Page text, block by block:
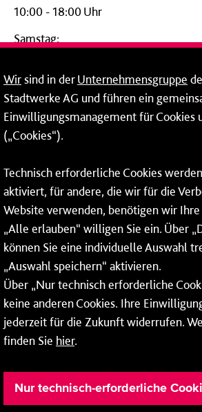
10:00 - 18:00 Uhr
Samstag:
24-Stunden-Telefon*
06131 – 12 77 77
Fax: 06131 – 12 66 66
* Montags bis freitags bis 7 und ab
Wochenenden und Feiertagen
Anrufe je nach Themenauswahl an
RMV oder von nextbike
ausschließlich Auskünfte zum
meinRad.
Wirsind in derUnternehmensgruppe
Stadtwerke AG und führen ein
Einwilligungsmanagement für Cookies
(„Cookies“).
Technisch erforderliche Cookies
aktiviert, für andere, die wir für die
Website verwenden, benötigen wir
„Alle erlauben“ willigen Sie ein. Über
können Sie eine individuelle Auswahl
„Auswahl speichern“ aktivieren.
Über „Nur technisch erforderliche
keine anderen Cookies. Ihre
jederzeit für die Zukunft widerrufen.
finden Sie hier.
Nur technisch-erforderliche